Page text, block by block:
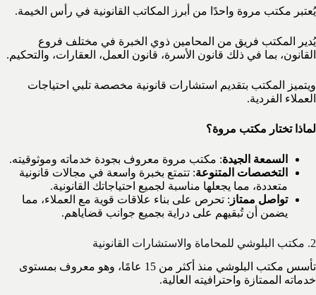
يُعتبر مكتب مروة واحدًا من أبرز المكاتب القانونية في رأس الخيمة.
يُدير المكتب فريق من المحامين ذوي الخبرة في مختلف فروع
القانون، بما في ذلك قانون الأسرة، قانون العمل، العقارات، والتحكيم.
ويتميز المكتب بتقديم استشارات قانونية مخصصة تلبي احتياجات
العملاء الفردية.
لماذا تختار مكتب مروة؟
السمعة الجيدة: مكتب مروة معروف بجودة خدماته وموثوقيته.
التخصصات المتنوعة: تتمتع بخبرة واسعة في مجالات قانونية
متعددة، مما يجعلها مناسبة لجميع احتياجاتك القانونية.
تواصل ممتاز : تحرص على بناء علاقات قوية مع العملاء، مما
يضمن أن تُبقيهم على دراية بجميع جوانب قضاياهم.
2. مكتب البلوشي للمحاماة والاستشارات القانونية
تأسس مكتب البلوشي منذ أكثر من 15 عامًا، وهو معروف بمستوى
خدماته الممتازة واحترافيته العالية.